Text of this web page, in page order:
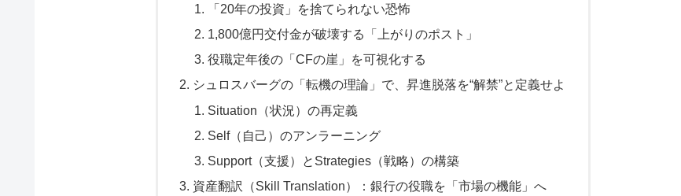
「20年の投資」を捨てられない恐怖
1,800億円交付金が破壊する「上がりのポスト」
役職定年後の「CFの崖」を可視化する
シュロスバーグの「転機の理論」で、昇進脱落を“解禁”と定義せよ
Situation（状況）の再定義
Self（自己）のアンラーニング
Support（支援）とStrategies（戦略）の構築
資産翻訳（Skill Translation）：銀行の役職を「市場の機能」へ